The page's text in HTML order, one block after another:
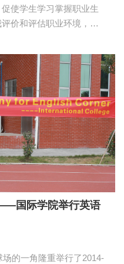
使学生学习掌握职业生
价和评估职业环境，树
就精彩人生”第四届大学生
晚上，大赛决赛在第二
处长何柏略，外语系党总
绮梅、董志康老师，法
动。 比赛现
紧围绕着自我认知、职业
国际学院举行英语
的一角隆重举行了2014-